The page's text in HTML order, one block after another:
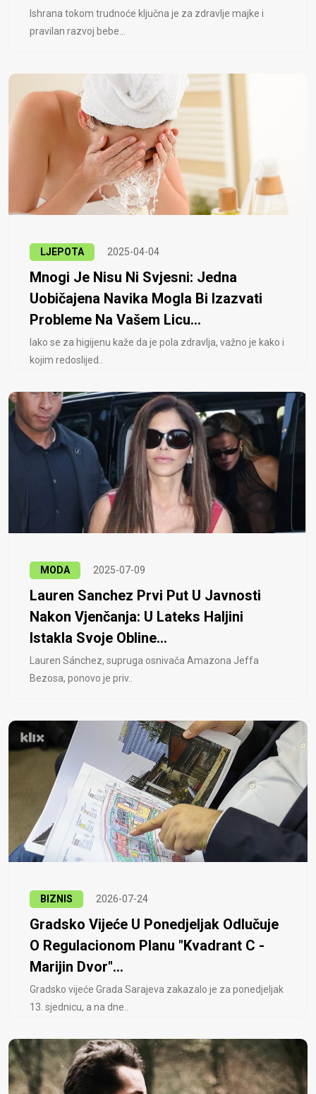
Ishrana tokom trudnoće ključna je za zdravlje majke i
pravilan razvoj bebe...
LJEPOTA 2025-04-04
Mnogi Je Nisu Ni Svjesni: Jedna
Uobičajena Navika Mogla Bi Izazvati
Probleme Na Vašem Licu...
Iako se za higijenu kaže da je pola zdravlja, važno je kako i
kojim redoslijed..
MODA 2025-07-09
Lauren Sanchez Prvi Put U Javnosti
Nakon Vjenčanja: U Lateks Haljini
Istakla Svoje Obline...
Lauren Sánchez, supruga osnivača Amazona Jeffa
Bezosa, ponovo je priv..
BIZNIS 2026-07-24
Gradsko Vijeće U Ponedjeljak Odlučuje
O Regulacionom Planu "Kvadrant C -
Marijin Dvor"...
Gradsko vijeće Grada Sarajeva zakazalo je za ponedjeljak
13. sjednicu, a na dne..